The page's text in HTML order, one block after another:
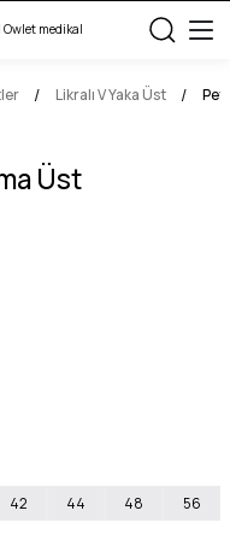
Likralı V Yaka Üst
Üst
42 44 48 56